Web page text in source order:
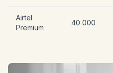
Airtel
Premium
40 000